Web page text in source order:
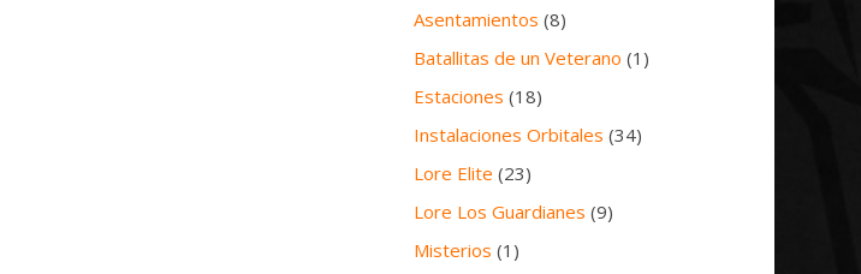
Asentamientos (8)
Batallitas de un Veterano (1)
Estaciones (18)
Instalaciones Orbitales (34)
Lore Elite (23)
Lore Los Guardianes (9)
Misterios (1)